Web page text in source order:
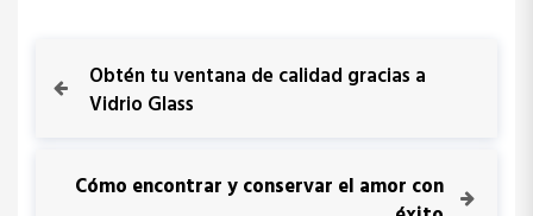
P
r
o
Obtén tu ventana de calidad gracias a
Vidrio Glass
Cómo encontrar y conservar el amor con